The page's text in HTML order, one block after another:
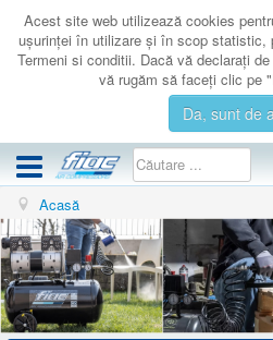
Acest site web utilizează cookies
uşurinţei în utilizare şi în scop statistic,
Termeni si conditii. Dacă vă declaraţi
vă rugăm să faceţi clic pe
Da, sunt de
COMPRESOARE
ACCESORII
PRODUSE NOI
LICHIDARE
Acasă